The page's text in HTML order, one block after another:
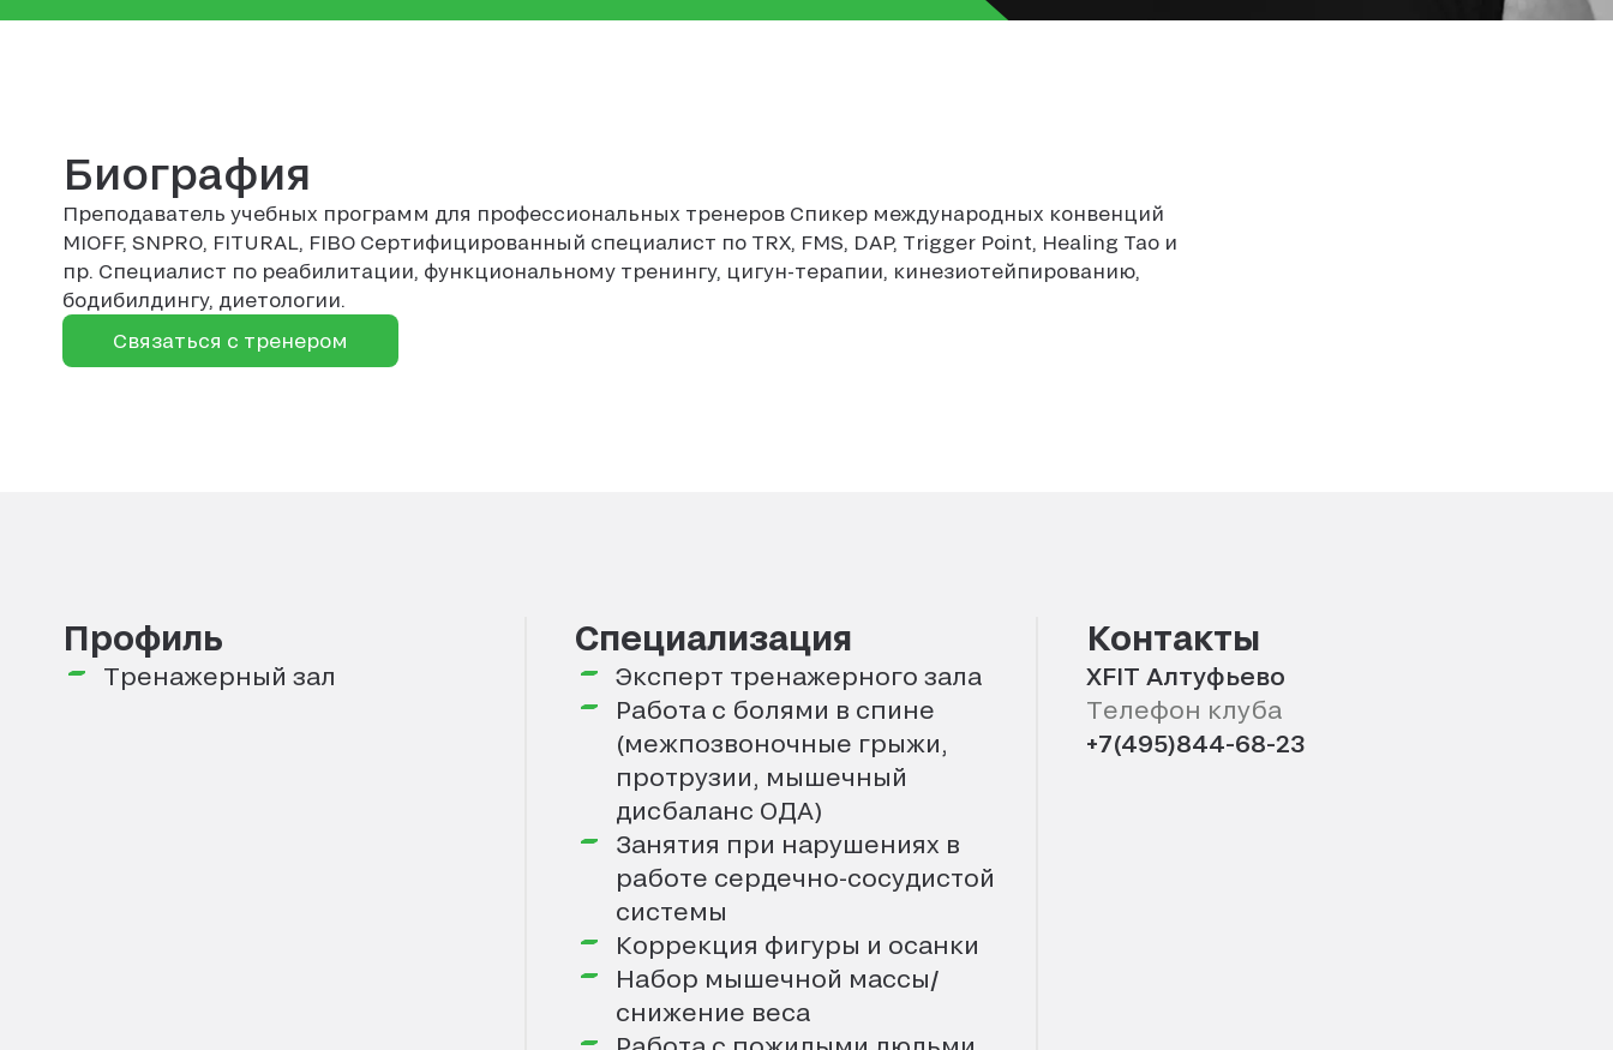
Биография
Преподаватель учебных программ для профессиональных тренеров Спикер международных конвенций
MIOFF, SNPRO, FITURAL, FIBO Сертифицированный специалист по TRX, FMS, DAP, Trigger Point, Healing Tao и
пр. Специалист по реабилитации, функциональному тренингу, цигун-терапии, кинезиотейпированию,
бодибилдингу, диетологии.
Связаться с тренером
Профиль
Тренажерный зал
Специализация
Эксперт тренажерного зала
Работа с болями в спине
(межпозвоночные грыжи,
протрузии, мышечный
дисбаланс ОДА)
Занятия при нарушениях в
работе сердечно-сосудистой
системы
Коррекция фигуры и осанки
Набор мышечной массы/
снижение веса
Контакты
XFIT Алтуфьево
Телефон клуба
+7(495)844-68-23